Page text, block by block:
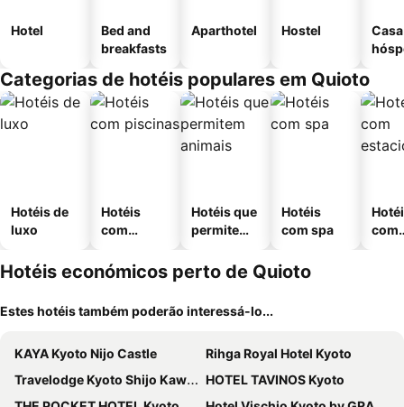
Hotel
Bed and
breakfasts
Aparthotel Hostel
Categorias de hotéis populares em Quioto
Hotéis de
luxo
Hotéis
com
Hotéis que
permitem
Hotéis
com spa
com
Hotéis económicos perto de Quioto
Estes hotéis também poderão interessá-lo...
KAYA Kyoto Nijo Castle
Rihga Royal Hotel Kyoto
Travelodge Kyoto Shijo Kawaramachi
HOTEL TAVINOS Kyoto